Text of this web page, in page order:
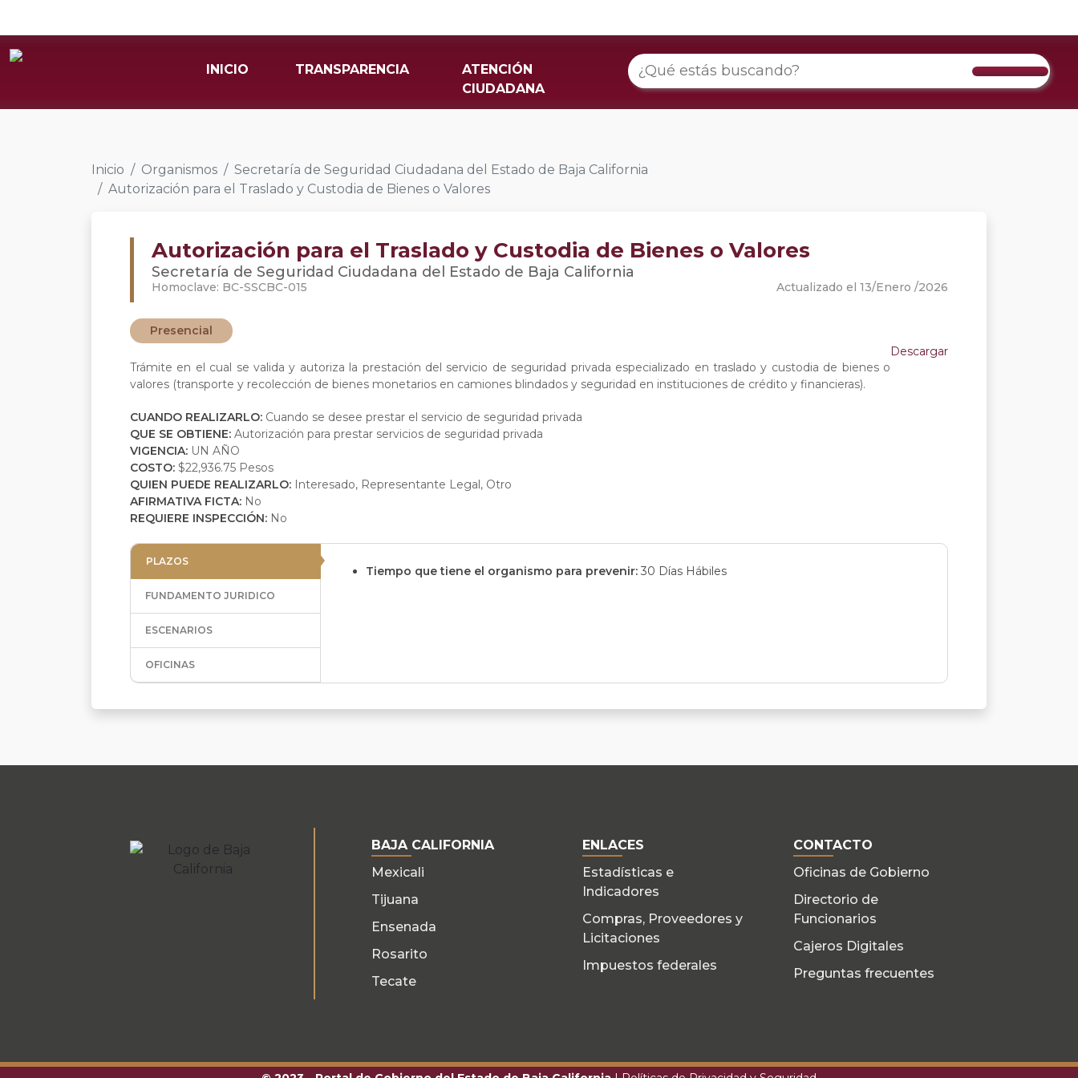
INICIO TRANSPARENCIA
ATENCIÓN
CIUDADANA
Inicio Organismos
Secretaría de Seguridad Ciudadana del Estado de Baja California
Autorización para el Traslado y Custodia de Bienes o Valores
Autorización para el Traslado y Custodia de Bienes o Valores
Secretaría de Seguridad Ciudadana del Estado de Baja California
Homoclave: BC-SSCBC-015 Actualizado el 13/Enero /2026
Presencial
Descargar
Trámite en el cual se valida y autoriza la prestación del servicio de seguridad privada especializado en traslado y custodia de bienes o
valores (transporte y recolección de bienes monetarios en camiones blindados y seguridad en instituciones de crédito y financieras).
CUANDO REALIZARLO: Cuando se desee prestar el servicio de seguridad privada
QUE SE OBTIENE: Autorización para prestar servicios de seguridad privada
VIGENCIA: UN AÑO
COSTO: $22,936.75 Pesos
QUIEN PUEDE REALIZARLO: Interesado, Representante Legal, Otro
AFIRMATIVA FICTA: No
REQUIERE INSPECCIÓN: No
PLAZOS
FUNDAMENTO JURIDICO
ESCENARIOS
OFICINAS
Tiempo que tiene el organismo para prevenir: 30 Días Hábiles
BAJA CALIFORNIA
Mexicali
Tijuana
Ensenada
Rosarito
Tecate
ENLACES
Estadísticas e
Indicadores
Compras, Proveedores y
Licitaciones
Impuestos federales
CONTACTO
Oficinas de Gobierno
Directorio de
Funcionarios
Cajeros Digitales
Preguntas frecuentes